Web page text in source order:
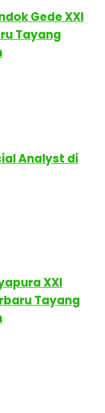
Gede XXI
Tayang
Analyst di
XXI
Tayang